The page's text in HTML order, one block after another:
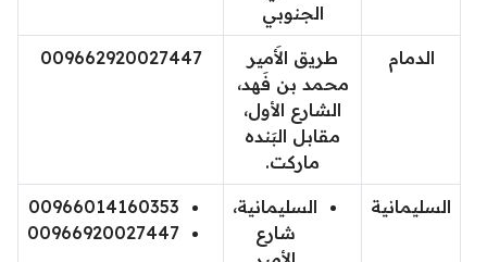
الجنوبي
الدمام
طريق الأَمير
محمد بن فَهد،
الشارع الأول،
مقابل البَنده
ماركت.
009662920027447
السليمانية
السليمانية،
شارع
00966014160353
00966920027447